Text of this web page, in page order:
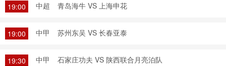
19:00
中超 青岛海牛 VS 上海申花
19:00 中甲 苏州东吴 VS 长春亚泰
19:30 中甲 石家庄功夫 VS 陕西联合月亮泊队